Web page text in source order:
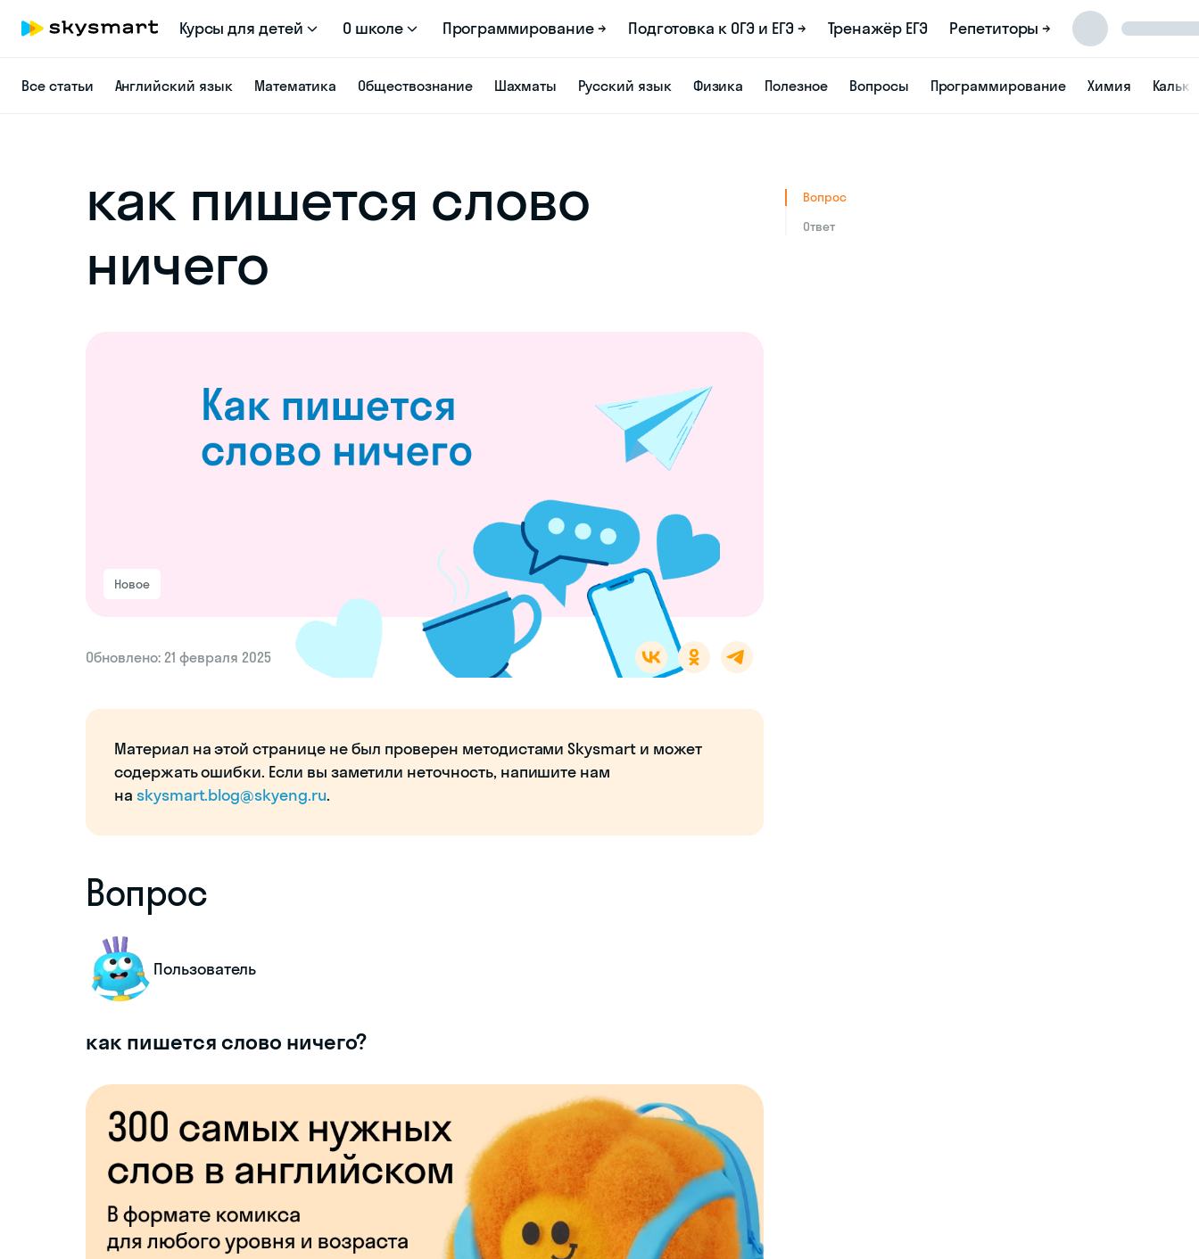
Курсы для детей О школе Программирование → Подготовка к ОГЭ и ЕГЭ → Тренажёр ЕГЭ Репетиторы →
Все статьи Английский язык Математика Обществознание Шахматы Русский язык Физика Полезное Вопросы Программирование Химия
как пишется слово
ничего
Новое
Обновлено: 21 февраля 2025
Материал на этой странице не был проверен методистами Skysmart и может
содержать ошибки. Если вы заметили неточность, напишите нам
на skysmart.blog@skyeng.ru.
Вопрос
Пользователь
как пишется слово ничего?
Вопрос
Ответ